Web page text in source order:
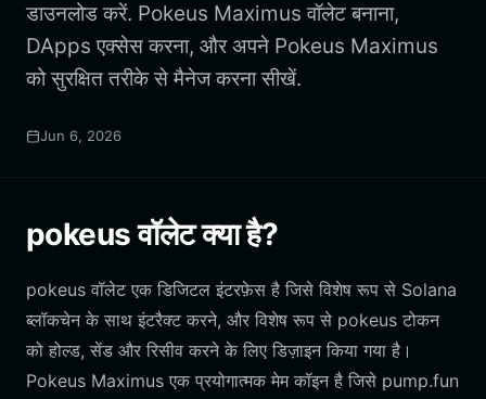
डाउनलोड करें. Pokeus Maximus वॉलेट बनाना,
DApps एक्सेस करना, और अपने Pokeus Maximus
को सुरक्षित तरीके से मैनेज करना सीखें.
Jun 6, 2026
pokeus वॉलेट क्या है?
pokeus वॉलेट एक डिजिटल इंटरफ़ेस है जिसे विशेष रूप से Solana
ब्लॉकचेन के साथ इंटरैक्ट करने, और विशेष रूप से pokeus टोकन
को होल्ड, सेंड और रिसीव करने के लिए डिज़ाइन किया गया है।
Pokeus Maximus एक प्रयोगात्मक मेम कॉइन है जिसे pump.fun